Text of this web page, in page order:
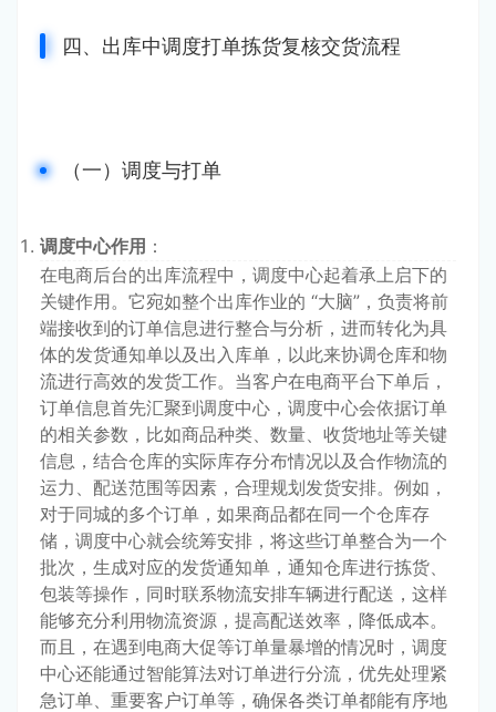
四、出库中调度打单拣货复核交货流程
（一）调度与打单
调度中心作用 ：
在电商后台的出库流程中，调度中心起着承上启下的
关键作用。它宛如整个出库作业的 “大脑”，负责将前
端接收到的订单信息进行整合与分析，进而转化为具
体的发货通知单以及出入库单，以此来协调仓库和物
流进行高效的发货工作。当客户在电商平台下单后，
订单信息首先汇聚到调度中心，调度中心会依据订单
的相关参数，比如商品种类、数量、收货地址等关键
信息，结合仓库的实际库存分布情况以及合作物流的
运力、配送范围等因素，合理规划发货安排。例如，
对于同城的多个订单，如果商品都在同一个仓库存
储，调度中心就会统筹安排，将这些订单整合为一个
批次，生成对应的发货通知单，通知仓库进行拣货、
包装等操作，同时联系物流安排车辆进行配送，这样
能够充分利用物流资源，提高配送效率，降低成本。
而且，在遇到电商大促等订单量暴增的情况时，调度
中心还能通过智能算法对订单进行分流，优先处理紧
急订单、重要客户订单等，确保各类订单都能有序地